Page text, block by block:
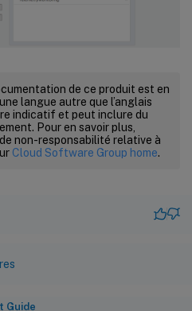
de ce produit est en
langue autre que l’anglais
indicatif et peut inclure du
Pour en savoir plus,
non-responsabilité relative à
Cloud Software Group home.
Guide